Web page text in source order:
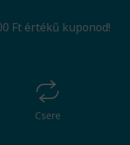
Ft értékű kuponod!
Csere